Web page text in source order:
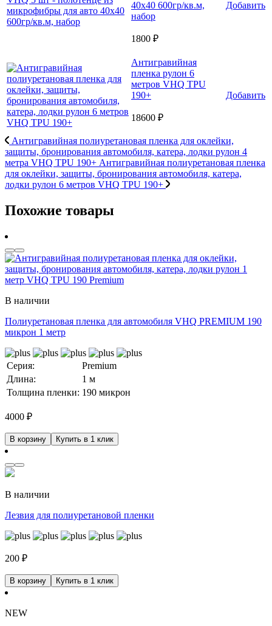
40x40 600гр/кв.м,
набор
1800 ₽
Добавить
Антигравийная
пленка рулон 6
метров VHQ TPU
190+
18600 ₽
Добавить
Антигравийная полиуретановая пленка для оклейки,
защиты, бронирования автомобиля, катера, лодки рулон 4
метра VHQ TPU 190+ Антигравийная полиуретановая пленка
для оклейки, защиты, бронирования автомобиля, катера,
лодки рулон 6 метров VHQ TPU 190+
Похожие товары
В наличии
Полиуретановая пленка для автомобиля VHQ PREMIUM 190
микрон 1 метр
Серия:
Premium
Длина:
1 м
Толщина пленки: 190 микрон
4000 ₽
В корзину Купить в 1 клик
В наличии
Лезвия для полиуретановой пленки
200 ₽
В корзину Купить в 1 клик
NEW